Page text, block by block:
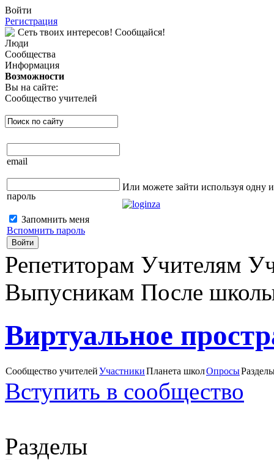
Войти
Регистрация
Сеть твоих интересов! Сообщайся!
Люди
Сообщества
Информация
Возможности
Вы на сайте:
Сообщество учителей
email
пароль
Запомнить меня
Вспомнить пароль
Войти
Или можете зайти используя одну
Репетиторам Учителям
Выпусникам После
Виртуальное
Сообщество учителейУчастникиПланета школОпросы
Вступить в сообщество
Разделы